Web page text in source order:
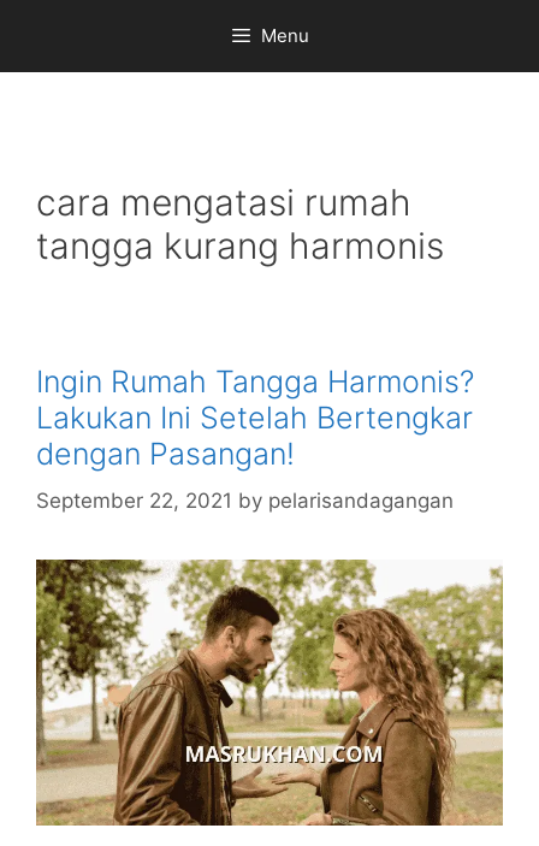
content
Menu
cara mengatasi rumah
tangga kurang harmonis
Ingin Rumah Tangga Harmonis?
Lakukan Ini Setelah Bertengkar
dengan Pasangan!
September 22, 2021 by pelarisandagangan